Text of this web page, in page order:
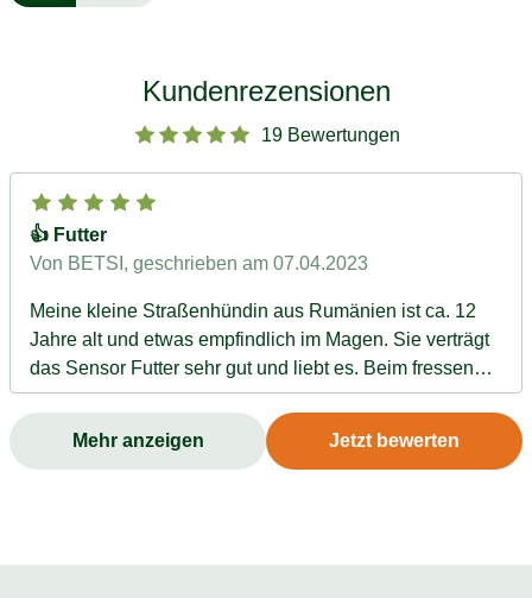
Kundenrezensionen
19 Bewertungen
👍 Futter
Von BETSI , geschrieben am 07.04.2023
Meine kleine Straßenhündin aus Rumänien ist ca. 12
Jahre alt und etwas empfindlich im Magen. Sie verträgt
das Sensor Futter sehr gut und liebt es. Beim fressen
bellt sie immer einmal auf.... 😆 Es schmeckt
Mehr anzeigen Jetzt bewerten